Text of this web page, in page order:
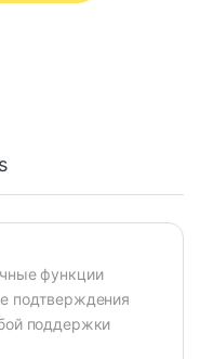
функции
подтверждения
поддержки